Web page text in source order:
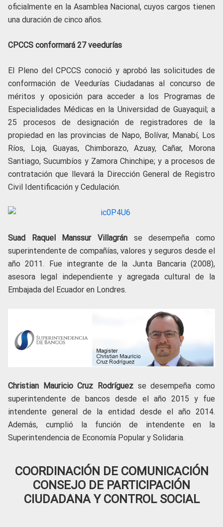
oficialmente en la Asamblea Nacional, cuyos cargos tienen
una duración de cinco años.
CPCCS conformará 27 veedurías
El Pleno del CPCCS conoció y aprobó las solicitudes de
conformación de Veedurías Ciudadanas al concurso de
méritos y oposición para acceder a los Programas de
Especialidades Médicas en la Universidad de Guayaquil; a
25 procesos de designación de registradores de la
propiedad en las provincias de Napo, Bolívar, Manabí, Los
Ríos, Loja, Guayas, Chimborazo, Azuay, Cañar, Morona
Santiago, Sucumbíos y Zamora Chinchipe; y a procesos de
contratación que llevará la Dirección General de Registro
Civil Identificación y Cedulación.
Suad Raquel Manssur Villagrán se desempeña como
superintendente de compañías, valores y seguros desde el
año 2011. Fue integrante de la Junta Bancaria (2008),
asesora legal independiente y agregada cultural de la
Embajada del Ecuador en Londres.
Christian Mauricio Cruz Rodríguez se desempeña como
superintendente de bancos desde el año 2015 y fue
intendente general de la entidad desde el año 2014.
Además, cumplió la función de intendente en la
Superintendencia de Economía Popular y Solidaria.
COORDINACIÓN DE COMUNICACIÓN
CONSEJO DE PARTICIPACIÓN
CIUDADANA Y CONTROL SOCIAL